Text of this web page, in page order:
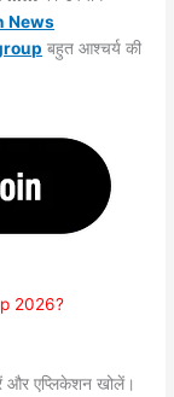
News
बहुत आश्चर्य की
2026?
और एप्लिकेशन खोलें।